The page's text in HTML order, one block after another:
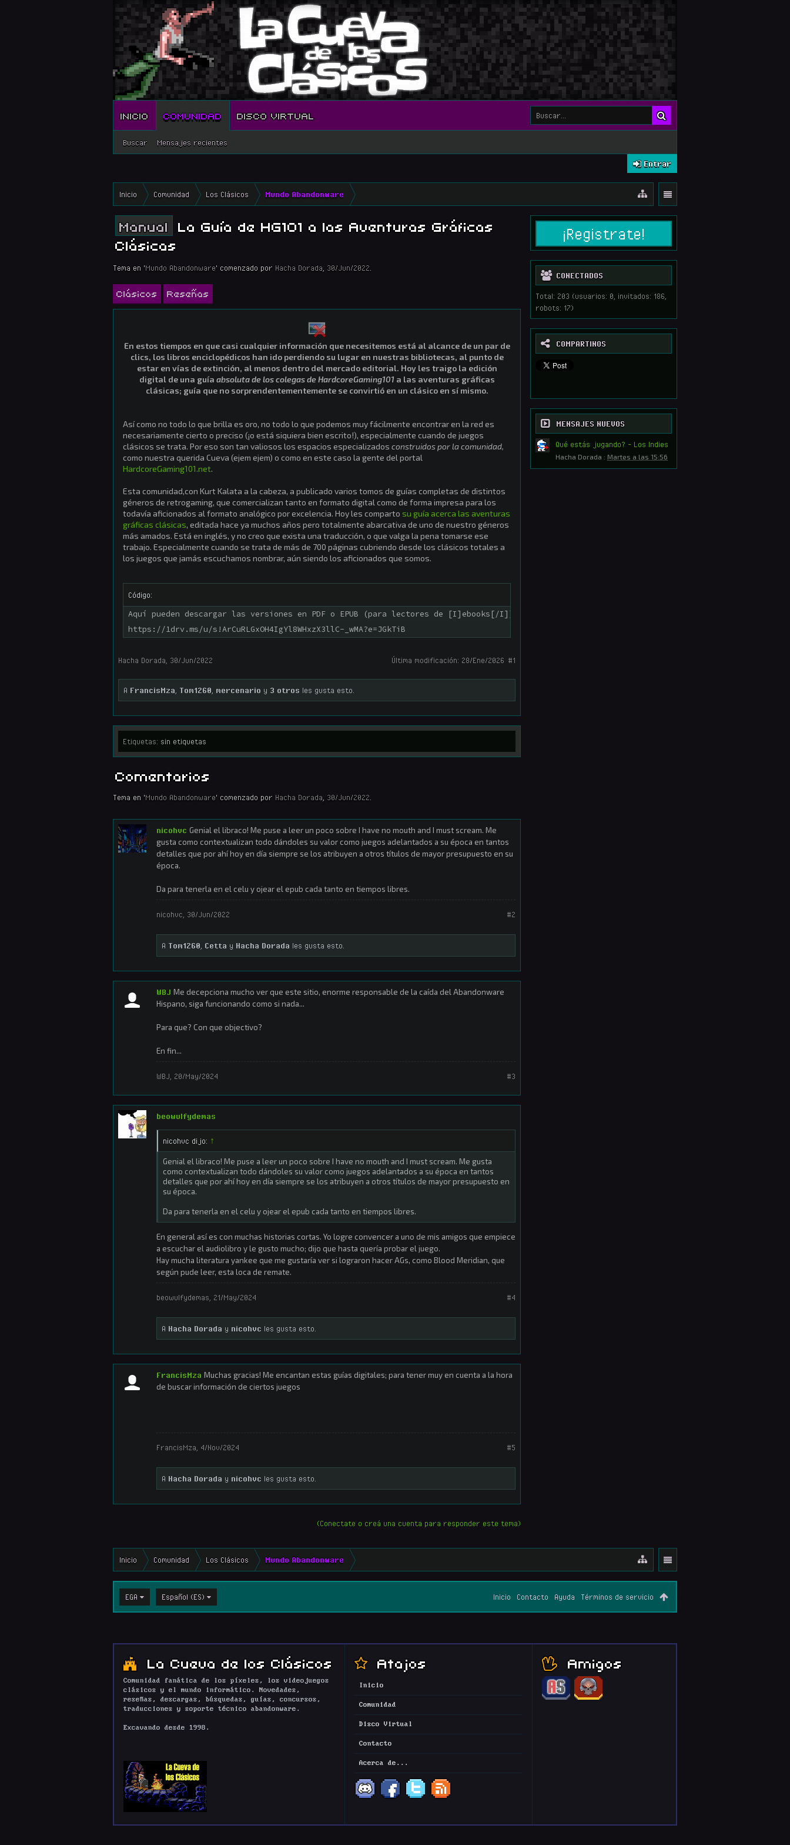
INICIO COMUNIDAD
Buscar Mensajes recientes
DISCO VIRTUAL
Entrar
Inicio Comunidad Los Clásicos Mundo Abandonware
Manual La Guía de HG101 a las Aventuras Gráficas
Clásicas
Tema en 'Mundo Abandonware' comenzado por Hacha Dorada 30/Jun/2022
Clásicos Reseñas
En estos tiempos en que casi cualquier información que necesitemos está al alcance de un par de
clics, los libros enciclopédicos han ido perdiendo su lugar en nuestras bibliotecas, al punto de
estar en vías de extinción, al menos dentro del mercado editorial. Hoy les traigo la edición
digital de una guía absolutade los colegas de HardcoreGaming101 a las aventuras gráficas
clásicas; guía que no sorprendentementemente se convirtió en un clásico en sí mismo.
Así como no todo lo que brilla es oro, no todo lo que podemos muy fácilmente encontrar en la red es
necesariamente cierto o preciso (¡o está siquiera bien escrito!), especialmente cuando de juegos
clásicos se trata. Por eso son tan valiosos los espacios especializados construidos por la comunidad,
como nuestra querida Cueva (ejem ejem) o como en este caso la gente del portal
HardcoreGaming101.net.
Esta comunidad,con Kurt Kalata a la cabeza, a publicado varios tomos de guías completas de distintos
géneros de retrogaming, que comercializan tanto en formato digital como de forma impresa para los
todavía aficionados al formato analógico por excelencia. Hoy les comparto su guía acerca las aventuras
gráficas clásicas, editada hace ya muchos años pero totalmente abarcativa de uno de nuestro géneros
más amados. Está en inglés, y no creo que exista una traducción, o que valga la pena tomarse ese
trabajo. Especialmente cuando se trata de más de 700 páginas cubriendo desde los clásicos totales a
los juegos que jamás escuchamos nombrar, aún siendo los aficionados que somos.
Código:
Aquí pueden descargar las versiones en PDF o EPUB (para lectores de [I]ebooks[/I])
https://1drv.ms/u/s!ArCuRLGxOH4IgYl8WHxzX3llC-_wMA?e=JGkTiB
#1
Última modificación: 28/Ene/2026
Hacha Dorada 30/Jun/2022
A FrancisMza Tom1260 mercenario y 3 otros les gusta esto.
Etiquetas: sin etiquetas
Comentarios
Tema en 'Mundo Abandonware' comenzado por Hacha Dorada 30/Jun/2022
nicohvc Genial el libraco! Me puse a leer un poco sobre I have no mouth and I must scream. Me
gusta como contextualizan todo dándoles su valor como juegos adelantados a su época en tantos
detalles que por ahí hoy en día siempre se los atribuyen a otros títulos de mayor presupuesto en su
época.
Da para tenerla en el celu y ojear el epub cada tanto en tiempos libres.
nicohvc 30/Jun/2022 #2
A Tom1260 Cetta y Hacha Dorada les gusta esto.
WBJ Me decepciona mucho ver que este sitio, enorme responsable de la caída del Abandonware
Hispano, siga funcionando como si nada...
Para que? Con que objectivo?
En fin...
WBJ 20/May/2024 #3
beowulfydemas
nicohvc dijo: ↑
Genial el libraco! Me puse a leer un poco sobre I have no mouth and I must scream. Me gusta
como contextualizan todo dándoles su valor como juegos adelantados a su época en tantos
detalles que por ahí hoy en día siempre se los atribuyen a otros títulos de mayor presupuesto en
su época.
Da para tenerla en el celu y ojear el epub cada tanto en tiempos libres.
En general así es con muchas historias cortas. Yo logre convencer a uno de mis amigos que empiece
a escuchar el audiolibro y le gusto mucho; dijo que hasta quería probar el juego.
Hay mucha literatura yankee que me gustaría ver si lograron hacer AGs, como Blood Meridian, que
según pude leer, esta loca de remate.
beowulfydemas 21/May/2024 #4
A Hacha Dorada y nicohvc les gusta esto.
FrancisMza Muchas gracias! Me encantan estas guías digitales; para tener muy en cuenta a la hora
de buscar información de ciertos juegos
FrancisMza 4/Nov/2024 #5
A Hacha Dorada y nicohvc les gusta esto.
(Conectate o creá una cuenta para responder este tema)
¡Registrate!
CONECTADOS
Total: 203 (usuarios: 0, invitados: 186,
robots: 17)
COMPARTINOS
MENSAJES NUEVOS
Qué estás jugando? - Los Indies
Hacha Dorada : Martes a las 15:56
Inicio Comunidad Los Clásicos Mundo Abandonware
EGA Español (ES) Inicio Contacto Ayuda Términos de servicio
La Cueva de los Clásicos
Comunidad fanática de los píxeles, los videojuegos
clásicos y el mundo informático. Novedades,
reseñas, descargas, búsquedas, guías, concursos,
traducciones y soporte técnico abandonware.
Excavando desde 1998.
Atajos
Inicio
Comunidad
Disco Virtual
Contacto
Acerca de...
Amigos